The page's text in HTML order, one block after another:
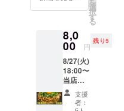
ス、も
しくは
カラオ
ケ設備
のある
飲食店
になり
ます。
談、恋
愛相
でも
OK、時
間の許
す限り
あなた
の話に
耳を傾
けま
選
択
す
る
8,0
00 円
残り5
8/27(火)
18:00〜
当店で
開催す
る「ま
えちゃ
支援
者：